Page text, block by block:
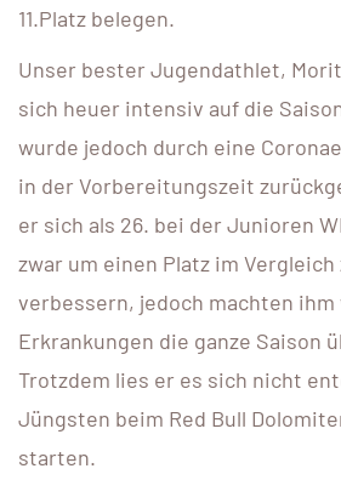
11.Platz belegen.
Unser bester Jugendathlet,
sich heuer intensiv auf die
wurde jedoch durch eine
in der Vorbereitungszeit
er sich als 26. bei der Junioren
zwar um einen Platz im Vergleich
verbessern, jedoch machten
Erkrankungen die ganze Saison
Trotzdem lies er es sich nicht
Jüngsten beim Red Bull
starten.